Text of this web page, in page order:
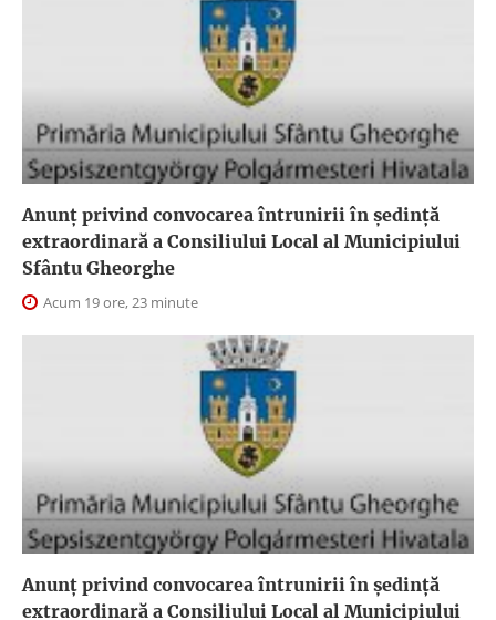
Anunţ privind convocarea întrunirii în şedinţă
extraordinară a Consiliului Local al Municipiului
Sfântu Gheorghe
Acum 19 ore, 23 minute
Anunţ privind convocarea întrunirii în şedinţă
extraordinară a Consiliului Local al Municipiului